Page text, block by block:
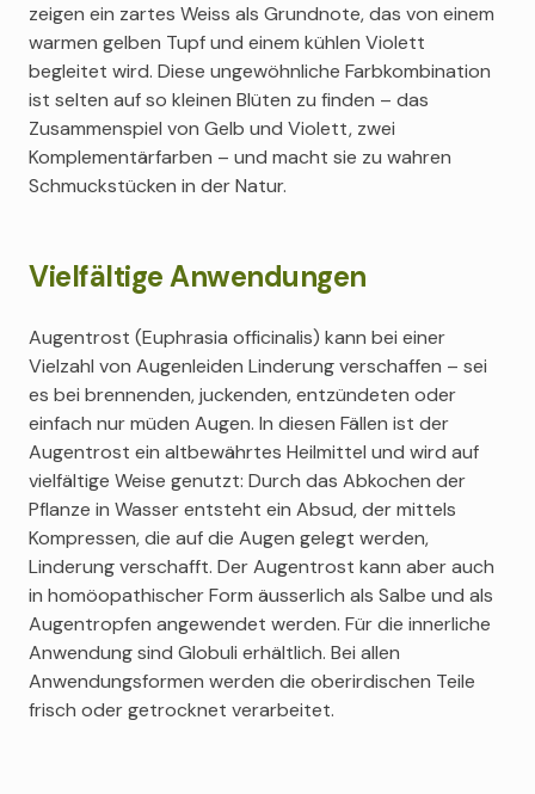
zeigen ein zartes Weiss als Grundnote, das von einem
warmen gelben Tupf und einem kühlen Violett
begleitet wird. Diese ungewöhnliche Farbkombination
ist selten auf so kleinen Blüten zu finden – das
Zusammenspiel von Gelb und Violett, zwei
Komplementärfarben – und macht sie zu wahren
Schmuckstücken in der Natur.
Vielfältige Anwendungen
Augentrost (Euphrasia officinalis) kann bei einer
Vielzahl von Augenleiden Linderung verschaffen – sei
es bei brennenden, juckenden, entzündeten oder
einfach nur müden Augen. In diesen Fällen ist der
Augentrost ein altbewährtes Heilmittel und wird auf
vielfältige Weise genutzt: Durch das Abkochen der
Pflanze in Wasser entsteht ein Absud, der mittels
Kompressen, die auf die Augen gelegt werden,
Linderung verschafft. Der Augentrost kann aber auch
in homöopathischer Form äusserlich als Salbe und als
Augentropfen angewendet werden. Für die innerliche
Anwendung sind Globuli erhältlich. Bei allen
Anwendungsformen werden die oberirdischen Teile
frisch oder getrocknet verarbeitet.